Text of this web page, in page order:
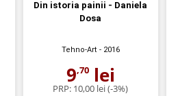
Din istoria painii - Daniela
Dosa
Tehno-Art - 2016
9,70lei
PRP: 10,00 lei(-3%)